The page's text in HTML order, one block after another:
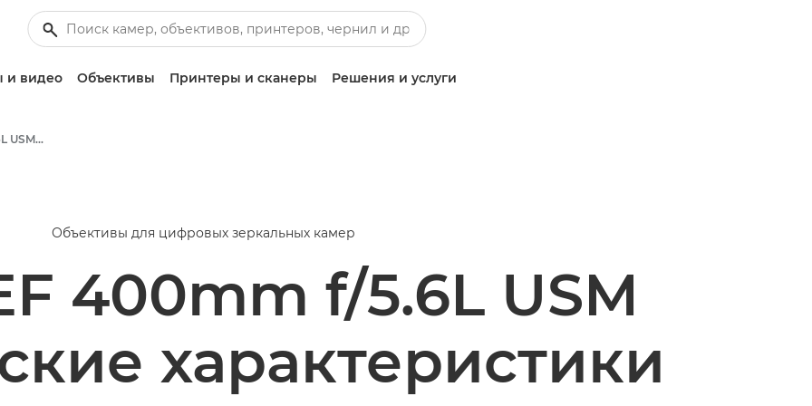
и видео Объективы Принтеры и сканеры Решения и услуги
Canon EF 400mm f/5.6L USM - Объективы - Камера и фотообъективы
Объективы для цифровых зеркальных камер
400mm f/5.6L USM
характеристики